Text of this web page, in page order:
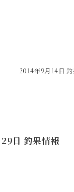
2014年9月14日
日 釣果情報